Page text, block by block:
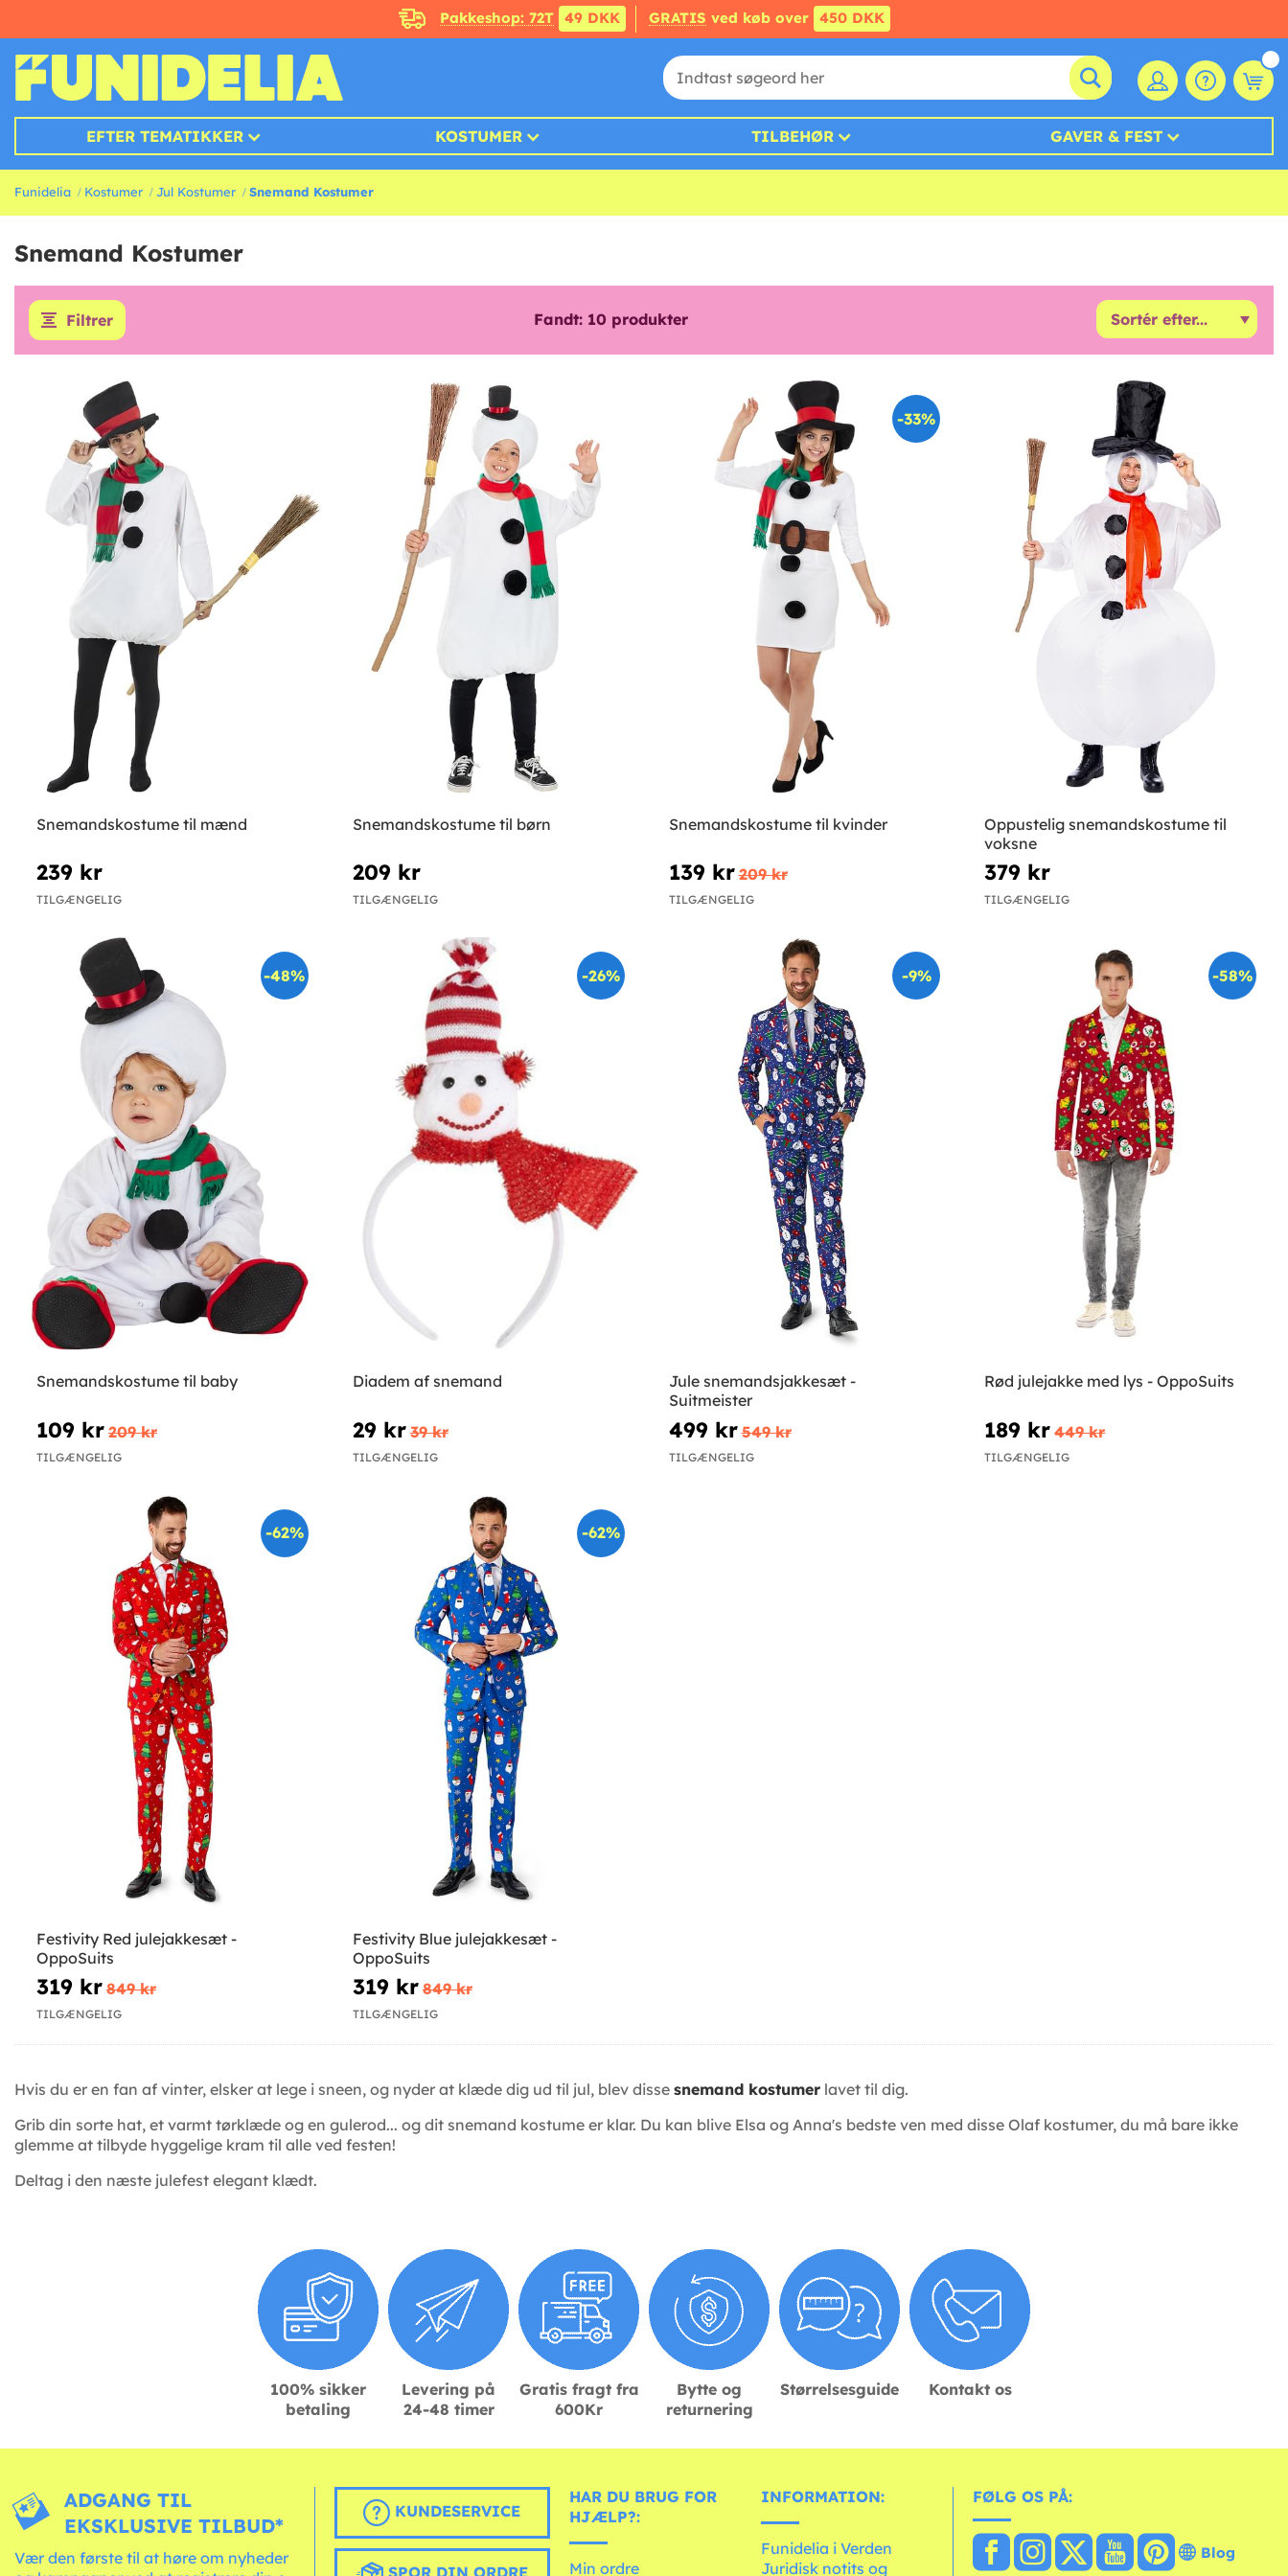
Pakkeshop: 72T 49 DKK GRATIS ved køb over 450 DKK
EFTER TEMATIKKER KOSTUMER TILBEHØR GAVER & FEST
Funidelia Kostumer Jul Kostumer Snemand Kostumer
Snemand Kostumer
Filtrer Fandt: 10 produkter
Snemandskostume til mænd
239 kr
TILGÆNGELIG
Snemandskostume til børn
209 kr
TILGÆNGELIG
-33%
Snemandskostume til kvinder
139 kr 209 kr
TILGÆNGELIG
Oppustelig snemandskostume til
voksne
379 kr
TILGÆNGELIG
-48%
Snemandskostume til baby
109 kr 209 kr
TILGÆNGELIG
-26%
Diadem af snemand
29 kr 39 kr
TILGÆNGELIG
-9%
Jule snemandsjakkesæt -
Suitmeister
499 kr 549 kr
TILGÆNGELIG
-58%
Rød julejakke med lys - OppoSuits
189 kr 449 kr
TILGÆNGELIG
-62%
Festivity Red julejakkesæt -
OppoSuits
319 kr 849 kr
TILGÆNGELIG
-62%
Festivity Blue julejakkesæt -
OppoSuits
319 kr 849 kr
TILGÆNGELIG
Hvis du er en fan af vinter, elsker at lege i sneen, og nyder at klæde dig ud til jul, blev disse snemand kostumer lavet til dig.
Grib din sorte hat, et varmt tørklæde og en gulerod... og dit snemand kostume er klar. Du kan blive Elsa og Anna's bedste ven med disse Olaf kostumer, du må bare ikke
glemme at tilbyde hyggelige kram til alle ved festen!
Deltag i den næste julefest elegant klædt.
100% sikker
betaling
Levering på
24-48 timer
Gratis fragt fra
600Kr
Bytte og
returnering
Størrelsesguide Kontakt os
ADGANG TIL
EKSKLUSIVE TILBUD*
Vær den første til at høre om nyheder
KUNDESERVICE
HAR DU BRUG FOR
HJÆLP?:
Min ordre
INFORMATION:
Funidelia i Verden
Juridisk notits og
FØLG OS PÅ:
Blog